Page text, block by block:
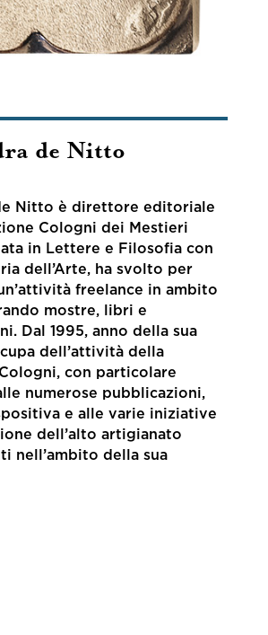
de Nitto
Nitto è direttore editoriale
Cologni dei Mestieri
in Lettere e Filosofia con
dell’Arte, ha svolto per
freelance in ambito
mostre, libri e
Dal 1995, anno della sua
dell’attività della
con particolare
numerose pubblicazioni,
e alle varie iniziative
dell’alto artigianato
nell’ambito della sua